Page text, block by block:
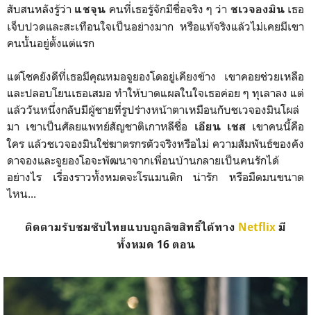
สับสนหลังรู้ว่า แชจุน คนที่เธอรู้จักมีชื่อจริง ๆ ว่า ชเวจองมินเธอ
เจ็บปวดและสะเทือนใจเป็นอย่างมาก หรือแท้จริงแล้วไม่เคยมีเขา
คนนั้นอยู่ตั้งแต่แรก
แต่โชคยังดีที่เธอมีคุณหมอจูยองโดอยู่เคียงข้าง เขาคอยช่วยเหลือ
และปลอบโยนเธอเสมอ ทำให้บาดแผลในใจเธอค่อย ๆ ทุเลาลง แต่
แล้ววันหนึ่งกลับมีผู้ชายที่รูปร่างหน้าตาเหมือนกับชเวจองมินโผล่
มา เขาเป็นศัลยแพทย์สัญชาติเกาหลีชื่อ
เอียน เชสเขาคนนี้คือ
ใคร แล้วชเวจองมินใช่ฆาตรกรตัวจริงหรือไม่ ความสัมพันธ์ของคัง
ดาจองและจูยองโอจะพัฒนาจากเพื่อนบ้านกลายเป็นคนรักได้
อย่างไร เรื่องราวทั้งหมดจะโรแมนติก น่ารัก หรือมืดมนขนาด
ไหน...
ติดตามรับชมซับไทยแบบถูกลิขสิทธิ์ได้ทาง Netflix มี
ทั้งหมด 16 ตอน